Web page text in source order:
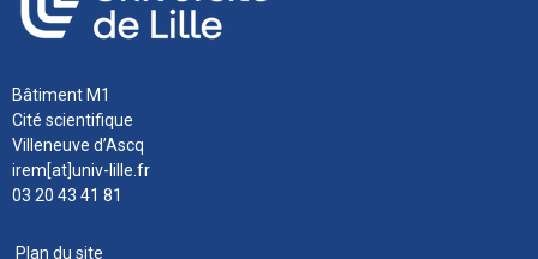
Bâtiment M1
Cité scientifique
Villeneuve d’Ascq
irem[at]univ-lille.fr
03 20 43 41 81
Plan du site